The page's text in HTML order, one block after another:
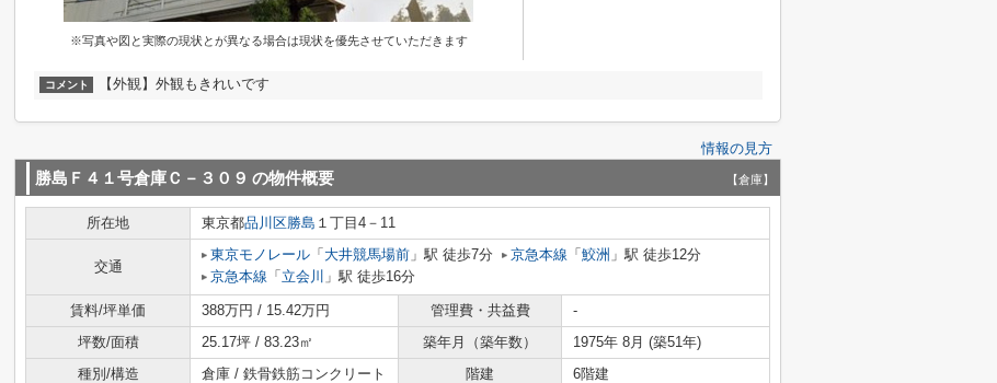
※写真や図と実際の現状とが異なる場合は現状を優先させていただきます
コメント 【外観】外観もきれいです
情報の見方
勝島Ｆ４１号倉庫Ｃ－３０９ の物件概要 【倉庫】
所在地 東京都品川区勝島 １丁目4－11
交通
東京モノレール 「 大井競馬場前 」駅 徒歩7分 京急本線 「 鮫洲 」駅 徒歩12分
京急本線 「 立会川 」駅 徒歩16分
賃料/坪単価 388万円 / 15.42万円 管理費・共益費
-
坪数/面積
25.17坪 / 83.23㎡ 築年月（築年数）
1975年 8月 (築51年)
種別/構造
倉庫 / 鉄骨鉄筋コンクリート 階建 6階建